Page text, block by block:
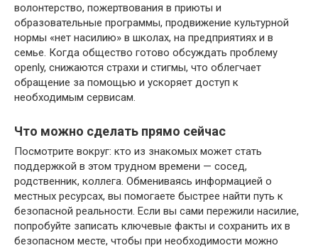
волонтерство, пожертвования в приюты и
образовательные программы, продвижение культурной
нормы «нет насилию» в школах, на предприятиях и в
семье. Когда общество готово обсуждать проблему
openly, снижаются страхи и стигмы, что облегчает
обращение за помощью и ускоряет доступ к
необходимым сервисам.
Что можно сделать прямо сейчас
Посмотрите вокруг: кто из знакомых может стать
поддержкой в этом трудном времени — сосед,
родственник, коллега. Обмениваясь информацией о
местных ресурсах, вы помогаете быстрее найти путь к
безопасной реальности. Если вы сами пережили насилие,
попробуйте записать ключевые факты и сохранить их в
безопасном месте, чтобы при необходимости можно